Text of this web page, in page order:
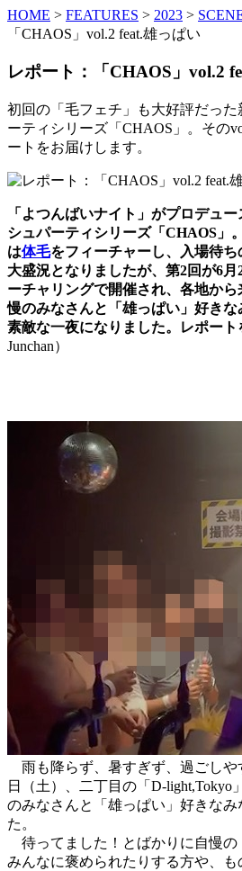
HOME > FEATURES > 2023 >
「CHAOS」vol.2 feat.雄っぱい
レポート：「CHAOS」vol.2
初回の「毛フェチ」も大好評だっ
ーティシリーズ「CHAOS」。その
ートをお届けします。
「よつんばいナイト」がプロデュ
シュパーティシリーズ「CHAOS」
は体毛をフィーチャーし、入場待
大盛況となりましたが、第2回が6
ーチャリングで開催され、各地か
慢のみなさんと「雄っぱい」好き
素敵な一夜になりました。レポート
Junchan）
雨も降らず、暑すぎず、過ごしや
日（土）、二丁目の「D-light,Tokyo
のみなさんと「雄っぱい」好きな
た。
待ってました！とばかりに自慢の
みんなに褒められたりする方や、